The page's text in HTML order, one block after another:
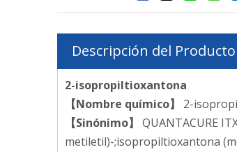
Descripción del Producto
2-isopropiltioxantona
【Nombre químico】
2-
【Sinónimo】
QUANTACURE
metiletil)-;isopropiltioxantona